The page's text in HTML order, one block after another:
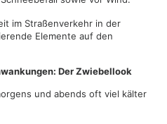
im Straßenverkehr in der
Elemente auf den
Der Zwiebellook
und abends oft viel kälter